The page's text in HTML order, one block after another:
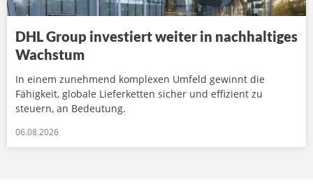
DHL Group investiert weiter in nachhaltiges
Wachstum
In einem zunehmend komplexen Umfeld gewinnt die
Fähigkeit, globale Lieferketten sicher und effizient zu
steuern, an Bedeutung.
06.08.2026